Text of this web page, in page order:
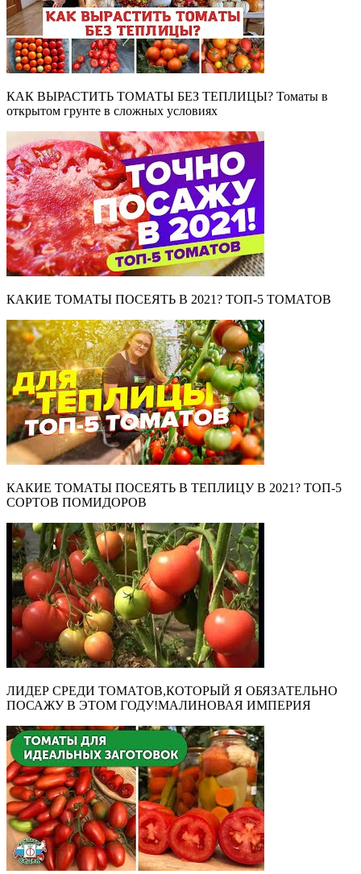
КАК ВЫРАСТИТЬ ТОМАТЫ БЕЗ ТЕПЛИЦЫ? Томаты в
открытом грунте в сложных условиях
КАКИЕ ТОМАТЫ ПОСЕЯТЬ В 2021? ТОП-5 ТОМАТОВ
КАКИЕ ТОМАТЫ ПОСЕЯТЬ В ТЕПЛИЦУ В 2021? ТОП-5
СОРТОВ ПОМИДОРОВ
ЛИДЕР СРЕДИ ТОМАТОВ,КОТОРЫЙ Я ОБЯЗАТЕЛЬНО
ПОСАЖУ В ЭТОМ ГОДУ!МАЛИНОВАЯ ИМПЕРИЯ